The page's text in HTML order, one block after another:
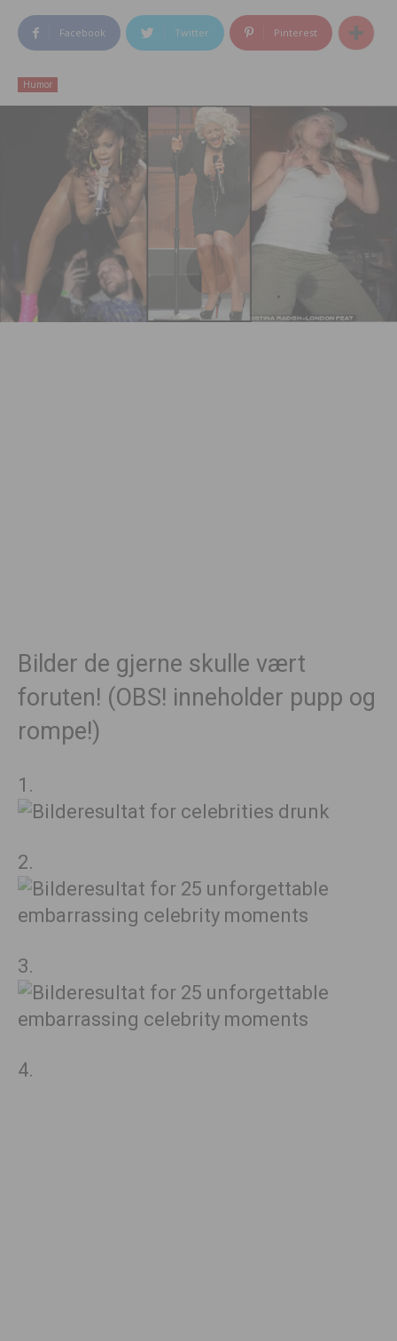
Facebook Twitter Pinterest
Humor
Bilder de gjerne skulle vært
foruten! (OBS! inneholder pupp og
rompe!)
1.
2.
3.
4.